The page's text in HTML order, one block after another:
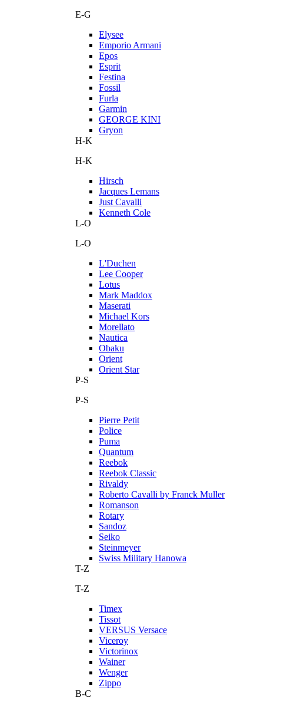
E-G
Elysee
Emporio Armani
Epos
Esprit
Festina
Fossil
Furla
Garmin
GEORGE KINI
Gryon
H-K
H-K
Hirsch
Jacques Lemans
Just Cavalli
Kenneth Cole
L-O
L-O
L'Duchen
Lee Cooper
Lotus
Mark Maddox
Maserati
Michael Kors
Morellato
Nautica
Obaku
Orient
Orient Star
P-S
P-S
Pierre Petit
Police
Puma
Quantum
Reebok
Reebok Classic
Rivaldy
Roberto Cavalli by Franck Muller
Romanson
Rotary
Sandoz
Seiko
Steinmeyer
Swiss Military Hanowa
T-Z
T-Z
Timex
Tissot
VERSUS Versace
Viceroy
Victorinox
Wainer
Wenger
Zippo
В-С